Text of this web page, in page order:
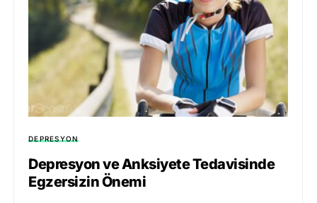
DEPRESYON
Depresyon ve Anksiyete Tedavisinde
Egzersizin Önemi